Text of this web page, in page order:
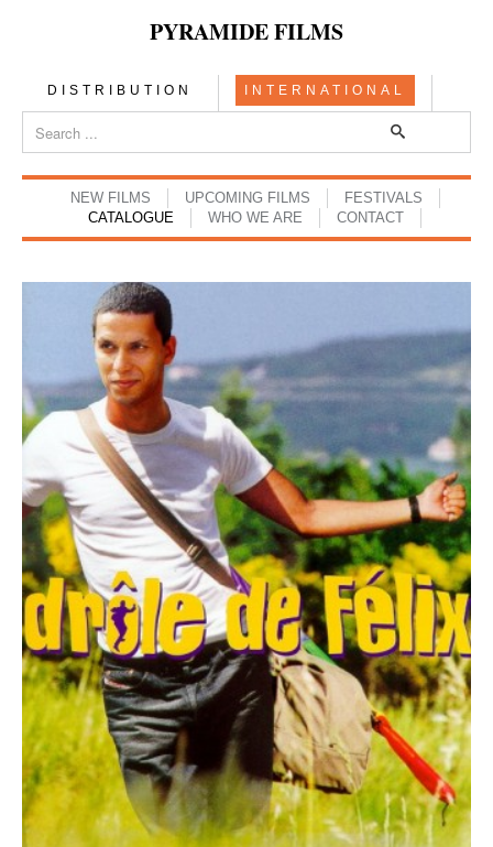
PYRAMIDE FILMS
DISTRIBUTION INTERNATIONAL
NEW FILMS UPCOMING FILMS
FESTIVALS
CATALOGUE
WHO WE ARE CONTACT